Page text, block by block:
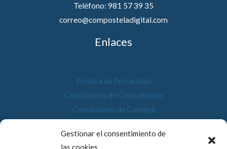
Gestionar el consentimiento de
las cookies
Teléfono: 981 57 39 35
correo@composteladigital.com
Enlaces
Política de Privacidad
Condiciones de Contratación
Condiciones de Compra
Política de Cookies